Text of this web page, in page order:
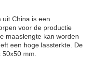
uit China is een
voor de productie
maaslengte kan worden
een hoge lassterkte. De
mm.